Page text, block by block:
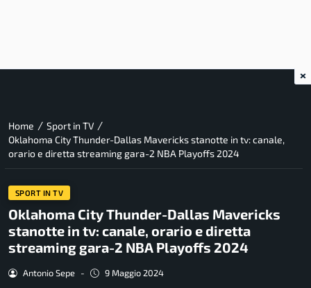
Home / Sport in TV /
Oklahoma City Thunder-Dallas Mavericks stanotte in tv: canale,
orario e diretta streaming gara-2 NBA Playoffs 2024
SPORT IN TV
Oklahoma City Thunder-Dallas Mavericks
stanotte in tv: canale, orario e diretta
streaming gara-2 NBA Playoffs 2024
Antonio Sepe - 9 Maggio 2024
×